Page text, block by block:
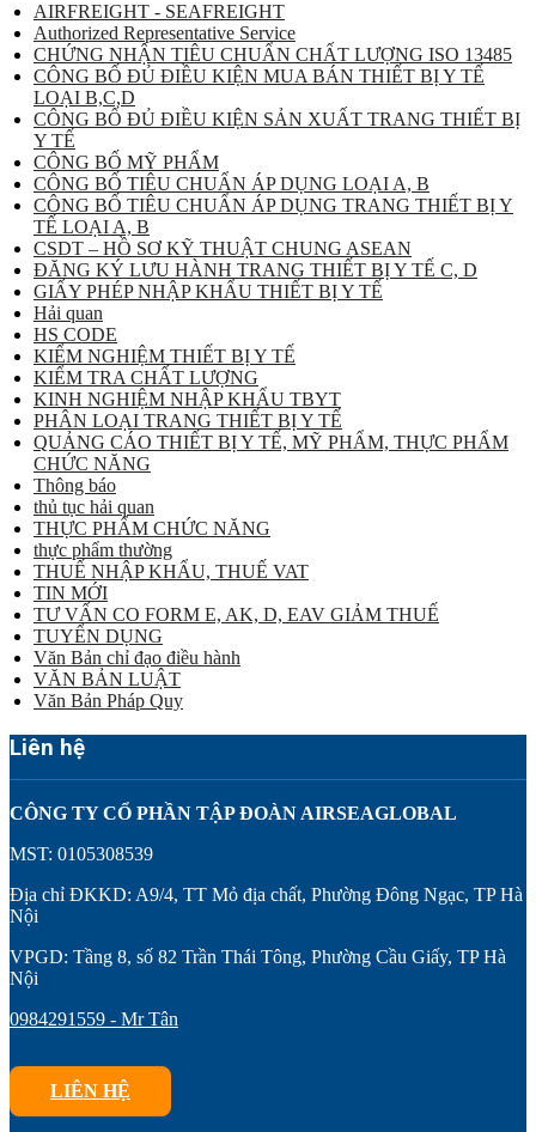
AIRFREIGHT - SEAFREIGHT
Authorized Representative Service
CHỨNG NHẬN TIÊU CHUẨN CHẤT LƯỢNG ISO 13485
CÔNG BỐ ĐỦ ĐIỀU KIỆN MUA BÁN THIẾT BỊ Y TẾ
LOẠI B,C,D
CÔNG BỐ ĐỦ ĐIỀU KIỆN SẢN XUẤT TRANG THIẾT BỊ
Y TẾ
CÔNG BỐ MỸ PHẨM
CÔNG BỐ TIÊU CHUẨN ÁP DỤNG LOẠI A, B
CÔNG BỐ TIÊU CHUẨN ÁP DỤNG TRANG THIẾT BỊ Y
TẾ LOẠI A, B
CSDT – HỒ SƠ KỸ THUẬT CHUNG ASEAN
ĐĂNG KÝ LƯU HÀNH TRANG THIẾT BỊ Y TẾ C, D
GIẤY PHÉP NHẬP KHẨU THIẾT BỊ Y TẾ
Hải quan
HS CODE
KIỂM NGHIỆM THIẾT BỊ Y TẾ
KIỂM TRA CHẤT LƯỢNG
KINH NGHIỆM NHẬP KHẨU TBYT
PHÂN LOẠI TRANG THIẾT BỊ Y TẾ
QUẢNG CÁO THIẾT BỊ Y TẾ, MỸ PHẨM, THỰC PHẨM
CHỨC NĂNG
Thông báo
thủ tục hải quan
THỰC PHẨM CHỨC NĂNG
thực phẩm thường
THUẾ NHẬP KHẨU, THUẾ VAT
TIN MỚI
TƯ VẤN CO FORM E, AK, D, EAV GIẢM THUẾ
TUYỂN DỤNG
Văn Bản chỉ đạo điều hành
VĂN BẢN LUẬT
Văn Bản Pháp Quy
Liên hệ
CÔNG TY CỔ PHẦN TẬP ĐOÀN AIRSEAGLOBAL
MST: 0105308539
Địa chỉ ĐKKD: A9/4, TT Mỏ địa chất, Phường Đông Ngạc, TP Hà
Nội
VPGD: Tầng 8, số 82 Trần Thái Tông, Phường Cầu Giấy, TP Hà
Nội
0984291559 - Mr Tân
LIÊN HỆ